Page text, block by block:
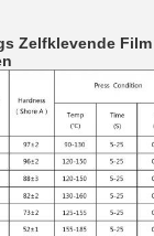
Zelfklevende